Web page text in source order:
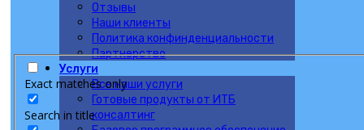
Exact matches only
Search in title
Отзывы
Наши клиенты
Политика конфинденциальности
Партнерство
Услуги
Все наши услуги
Готовые продукты от ИТБ
консалтинг